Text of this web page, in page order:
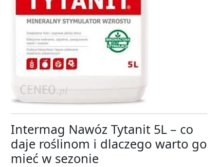
Intermag Nawóz Tytanit 5L – co
daje roślinom i dlaczego warto go
mieć w sezonie